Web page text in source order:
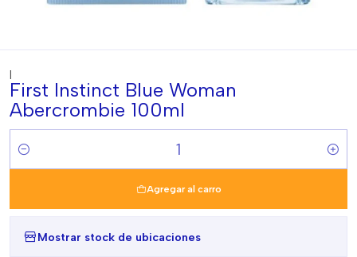
|
First Instinct Blue Woman
Abercrombie 100ml
Cantidad
Agregar al carro
Mostrar stock de ubicaciones